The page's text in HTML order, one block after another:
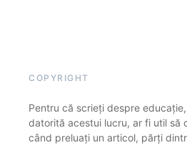
COPYRIGHT
Pentru că scrieți despre
datorită acestui lucru, ar fi util să
când preluați un articol, părți